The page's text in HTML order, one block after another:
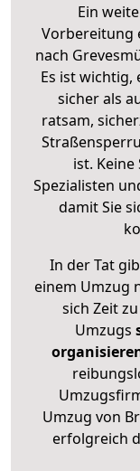
Ein
Vorbereitung
nach
Es ist wichtig,
sicher als
ratsam,
ist.
Spezialisten
damit Sie
In der Tat
einem Umzug
sich Zeit
Umzugs
Umzug von
erfolgreich